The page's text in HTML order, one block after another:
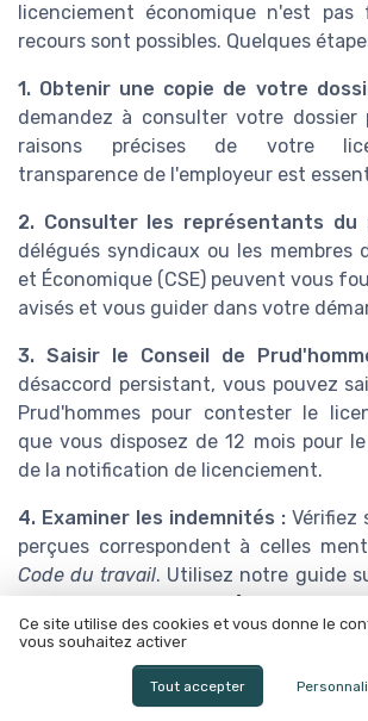
licenciement économique n'est pas
recours sont possibles. Quelques
1. Obtenir une copie de votre
demandez à consulter votre dossier
raisons précises de votre
transparence de l'employeur est
2. Consulter les représentants du
délégués syndicaux ou les membres
et Économique (CSE) peuvent vous
avisés et vous guider dans votre
3. Saisir le Conseil de
désaccord persistant, vous pouvez
Prud'hommes pour contester le
que vous disposez de 12 mois pour
de la notification de licenciement.
4. Examiner les indemnités : Vérifiez
perçues correspondent à celles
Code du travail. Utilisez notre guide
conventionnellepour mieux
Les recours face à une
Ce site utilise des cookies et vous donne le
vous souhaitez activer
Tout accepter